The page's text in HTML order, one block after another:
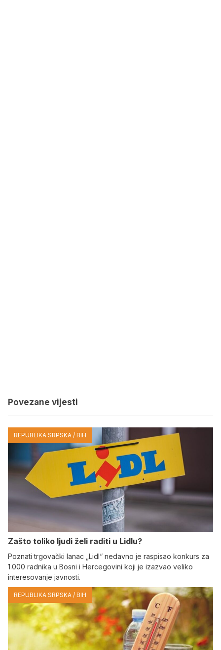
Povezane vijesti
REPUBLIKA SRPSKA / BIH
Zašto toliko ljudi želi raditi u Lidlu?
Poznati trgovački lanac „Lidl“ nedavno je raspisao konkurs za
1.000 radnika u Bosni i Hercegovini koji je izazvao veliko
interesovanje javnosti.
REPUBLIKA SRPSKA / BIH